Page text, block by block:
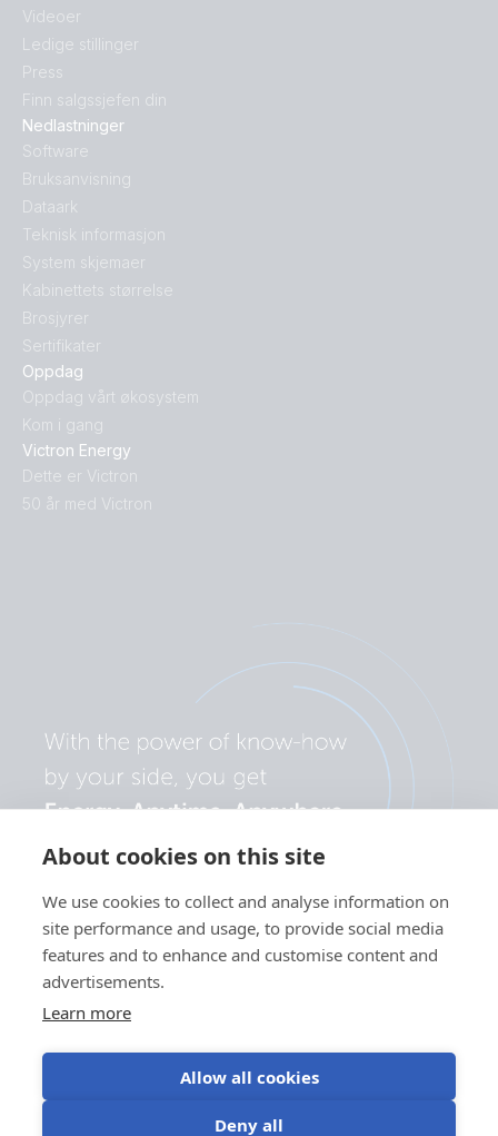
About cookies on this site
We use cookies to collect and analyse information on
site performance and usage, to provide social media
features and to enhance and customise content and
advertisements.
Learn more
Allow all cookies
Deny all
Oppdag
Oppdag vårt økosystem
Kom i gang
Victron Energy
Dette er Victron
50 år med Victron
Nedlastninger
Software
Bruksanvisning
Dataark
Teknisk informasjon
System skjemaer
Kabinettets størrelse
Brosjyrer
Sertifikater
Videoer
Ledige stillinger
Press
Finn salgssjefen din
Personvernserklæring
informasjonskapsler
Vilkår for